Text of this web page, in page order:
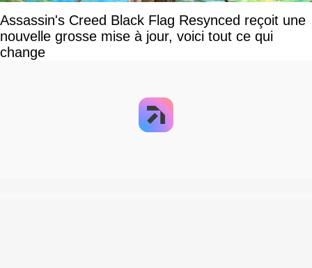
Assassin's Creed Black Flag Resynced reçoit une
nouvelle grosse mise à jour, voici tout ce qui
change